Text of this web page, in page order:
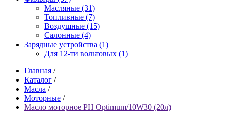
Масляные (31)
Топливные (7)
Воздушные (15)
Салонные (4)
Зарядные устройства (1)
Для 12-ти вольтовых (1)
Главная /
Каталог /
Масла /
Моторные /
Масло моторное РН Optimum/10W30 (20л)